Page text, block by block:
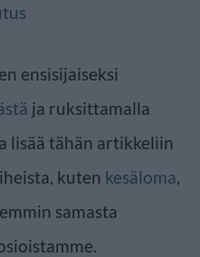
ensisijaiseksi
ja ruksittamalla
lisää tähän artikkeliin
kuten kesäloma,
samasta